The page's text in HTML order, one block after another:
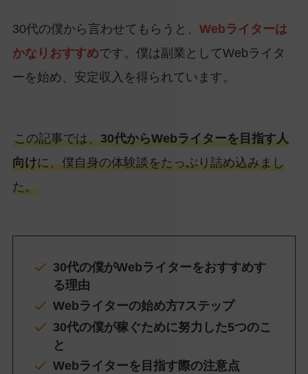
30代の僕から言わせてもらうと、 Webライターは
かなりおすすめです。僕は副業としてWebライタ
ーを始め、安定収入を得られています。
この記事では、30代からWebライターを目指す人
向けに、僕自身の体験談をたっぷり詰め込みまし
た。
30代の僕がWebライターをおすすめす
る理由
Webライターの始め方7ステップ
30代の僕が稼ぐために努力した5つのこ
と
Webライターを目指す際の注意点